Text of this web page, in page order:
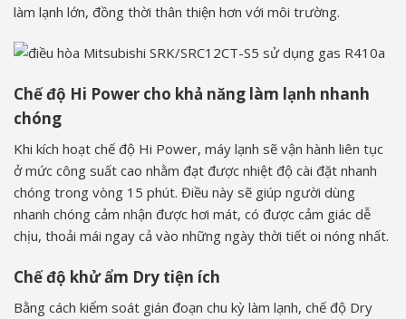
làm lạnh lớn, đồng thời thân thiện hơn với môi trường.
Chế độ Hi Power cho khả năng làm lạnh nhanh
chóng
Khi kích hoạt chế độ Hi Power, máy lạnh sẽ vận hành liên tục
ở mức công suất cao nhằm đạt được nhiệt độ cài đặt nhanh
chóng trong vòng 15 phút. Điều này sẽ giúp người dùng
nhanh chóng cảm nhận được hơi mát, có được cảm giác dễ
chịu, thoải mái ngay cả vào những ngày thời tiết oi nóng nhất.
Chế độ khử ẩm Dry tiện ích
Bằng cách kiểm soát gián đoạn chu kỳ làm lạnh, chế độ Dry